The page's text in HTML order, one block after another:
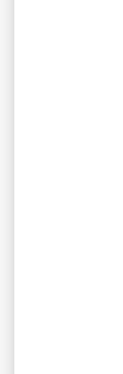
● en
ne
● en
de
● en